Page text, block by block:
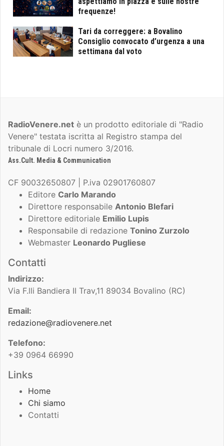
frequenze!
Tari da correggere: a Bovalino
Consiglio convocato d’urgenza a una
settimana dal voto
RadioVenere.net è un prodotto editoriale di "Radio
Venere" testata iscritta al Registro stampa del
tribunale di Locri numero 3/2016.
Ass.Cult. Media & Communication
CF 90032650807 | P.iva 02901760807
Editore Carlo Marando
Direttore responsabile Antonio Blefari
Direttore editoriale Emilio Lupis
Responsabile di redazione Tonino Zurzolo
Webmaster Leonardo Pugliese
Contatti
Indirizzo:
Via F.lli Bandiera II Trav,11 89034 Bovalino (RC)
Email:
redazione@radiovenere.net
Telefono:
+39 0964 66990
Links
Home
Chi siamo
Contatti